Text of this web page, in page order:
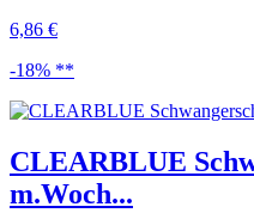
6,86 €
-18% **
CLEARBLUE
m.Woch...